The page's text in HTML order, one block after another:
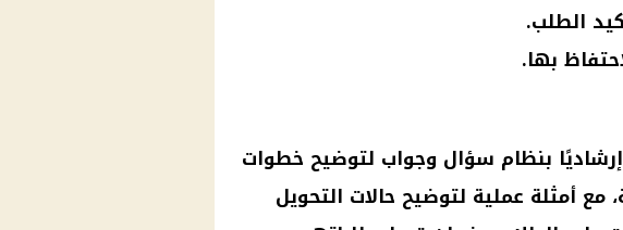
الطلب.
بها.
بنظام سؤال وجواب لتوضيح خطوات
مع أمثلة عملية لتوضيح حالات التحويل